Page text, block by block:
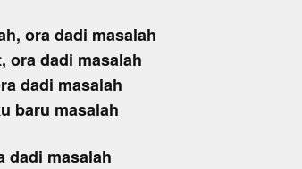
ora dadi masalah
ora dadi masalah
dadi masalah
baru masalah
dadi masalah